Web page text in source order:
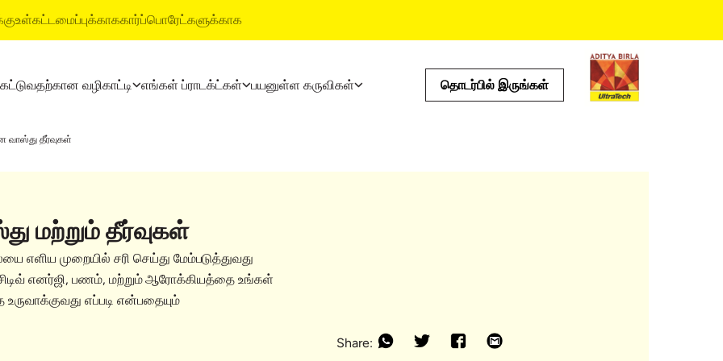
உள்கட்டமைப்புக்காககார்ப்பொரேட்களுக்காக
வழிகாட்டி எங்கள் ப்ராடக்ட்கள் பயனுள்ள கருவிகள்
அல்ட்ராடெக் பில்டிங் சொல்யூஷன்ஸ்
தொடர்பில் இருங்கள்
வாஸ்து தீர்வுகள்
மற்றும் தீர்வுகள்
எளிய முறையில் சரி செய்து மேம்படுத்துவது
எனர்ஜி, பணம், மற்றும் ஆரோக்கியத்தை உங்கள்
எப்படி என்பதையும்
Share: